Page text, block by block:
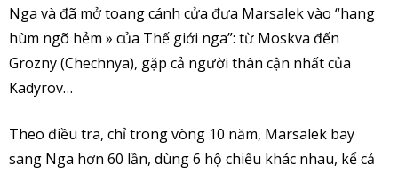
Nga và đã mở toang cánh cửa đưa Marsalek vào “hang
hùm ngõ hẻm » của Thế giới nga”: từ Moskva đến
Grozny (Chechnya), gặp cả người thân cận nhất của
Kadyrov…
Theo điều tra, chỉ trong vòng 10 năm, Marsalek bay
sang Nga hơn 60 lần, dùng 6 hộ chiếu khác nhau, kể cả